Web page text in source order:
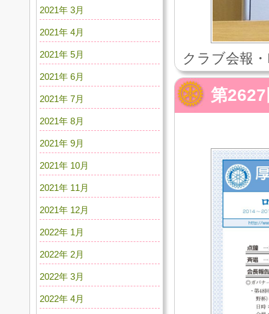
クラブ会報
第
2021年 3月
2021年 4月
2021年 5月
2021年 6月
2021年 7月
2021年 8月
2021年 9月
2021年 10月
2021年 11月
2021年 12月
2022年 1月
2022年 2月
2022年 3月
2022年 4月